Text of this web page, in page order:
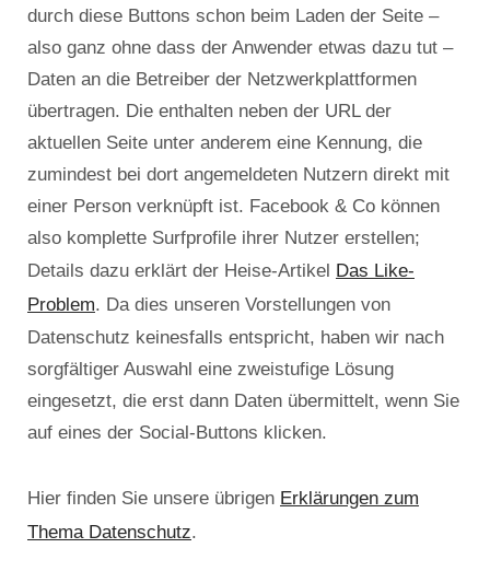
durch diese Buttons schon beim Laden der Seite –
also ganz ohne dass der Anwender etwas dazu tut –
Daten an die Betreiber der Netzwerkplattformen
über­tragen. Die enthalten neben der URL der
aktuellen Seite unter anderem eine Kennung, die
zumindest bei dort angemeldeten Nutzern direkt mit
einer Person verknüpft ist. Facebook & Co können
also komplette Surfprofile ihrer Nutzer erstellen;
Details dazu erklärt der Heise-Artikel Das Like-
Problem. Da dies unseren Vorstellungen von
Datenschutz keinesfalls entspricht, haben wir nach
sorgfältiger Auswahl eine zweistufige Lösung
eingesetzt, die erst dann Daten übermittelt, wenn Sie
auf eines der Social-Buttons klicken.
Hier finden Sie unsere übrigen Erklärungen zum
Thema Datenschutz.